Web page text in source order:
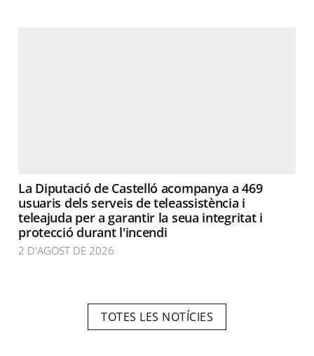
La Diputació de Castelló acompanya a 469
usuaris dels serveis de teleassistència i
teleajuda per a garantir la seua integritat i
protecció durant l'incendi
2 D'AGOST DE 2026
TOTES LES NOTÍCIES